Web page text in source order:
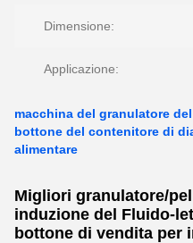
Dimensione:
Applicazione:
macchina del granulatore
bottone del contenitore di
alimentare
Migliori granulatore/
induzione del Fluido-
bottone di vendita per